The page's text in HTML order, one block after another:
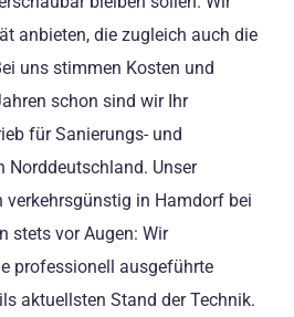
anbieten, die zugleich auch die
uns stimmen Kosten und
schon sind wir Ihr
für Sanierungs- und
Norddeutschland. Unser
in Hamdorf bei
stets vor Augen: Wir
professionell ausgeführte
aktuellsten Stand der Technik.